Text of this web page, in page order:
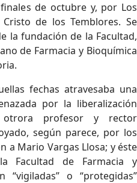
de octubre y, por Los
de los Temblores. Se
la fundación de la Facultad,
de Farmacia y Bioquímica
fechas atravesaba una
por la liberalización
otrora profesor y rector
según parece, por los
a Mario Vargas Llosa; y éste
Facultad de Farmacia y
“vigiladas” o “protegidas”